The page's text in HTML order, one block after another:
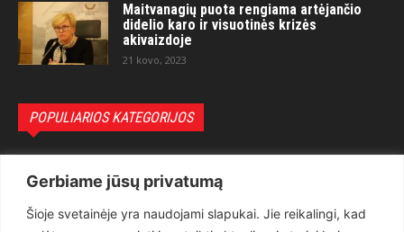
Gerbiame jūsų privatumą
Šioje svetainėje yra naudojami slapukai. Jie reikalingi, kad
Maitvanagių puota rengiama artėjančio
didelio karo ir visuotinės krizės
akivaizdoje
21 kovo, 2023
POPULIARIOS KATEGORIJOS
Teisėsauga
1497